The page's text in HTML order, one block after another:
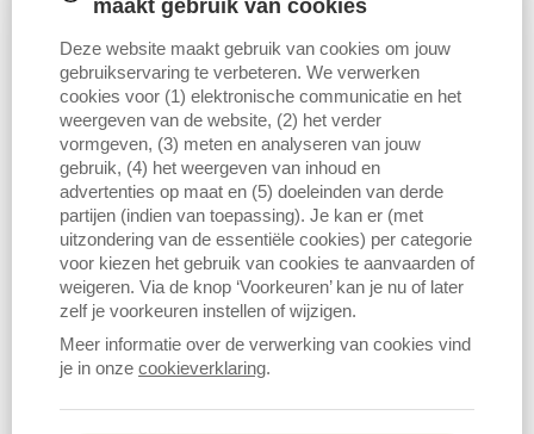
Download figuur (PNG)
maakt gebruik van cookies
Deze website maakt gebruik van cookies om jouw
gebruikservaring te verbeteren. We verwerken
cookies voor (1) elektronische communicatie en het
weergeven van de website, (2) het verder
vormgeven, (3) meten en analyseren van jouw
gebruik, (4) het weergeven van inhoud en
advertenties op maat en (5) doeleinden van derde
partijen (indien van toepassing). Je kan er (met
uitzondering van de essentiële cookies) per categorie
voor kiezen het gebruik van cookies te aanvaarden of
weigeren. Via de knop ‘Voorkeuren’ kan je nu of later
zelf je voorkeuren instellen of wijzigen.
Meer informatie over de verwerking van cookies vind
je in onze cookieverklaring.